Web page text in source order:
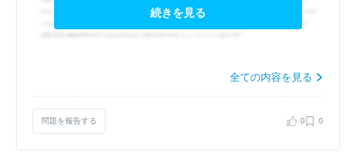
続きを見る
全ての内容を見る
問題を報告する 0 0